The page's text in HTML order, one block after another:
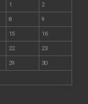
1 2
8 9
15 16
22 23
29 30